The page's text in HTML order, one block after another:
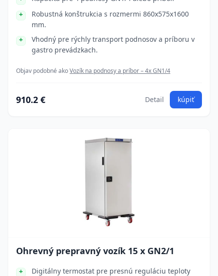
Robustná konštrukcia s rozmermi 860x575x1600
mm.
Vhodný pre rýchly transport podnosov a príboru v
gastro prevádzkach.
Objav podobné akoVozík na podnosy a príbor – 4x GN1/4
910.2 € Detail kúpiť
Ohrevný prepravný vozík 15 x GN2/1
Digitálny termostat pre presnú reguláciu teploty